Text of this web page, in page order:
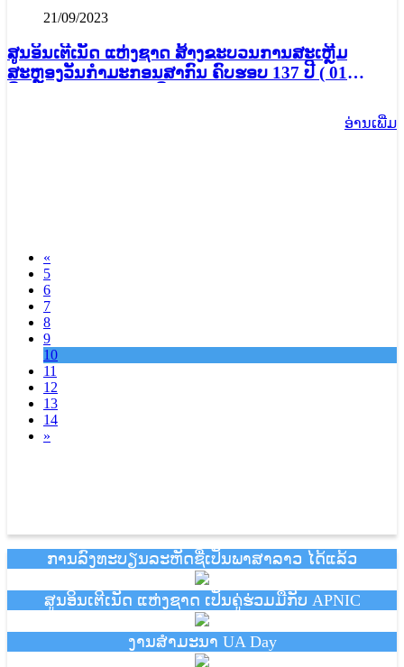
21/09/2023
ສູນອິນເຕີເນັດ ແຫ່ງຊາດ ສ້າງຂະບວນການສະເຫຼີມ
ສະຫຼອງວັນກຳມະກອນສາກົນ ຄົບຮອບ 137 ປີ ( 01
ອ່ານ​ເພີ່ມ
«
5
6
7
8
9
10
11
12
13
14
»
ການລົງທະບຽນລະຫັດຊື່ເປັນພາສາລາວ ໄດ້ແລ້ວ
ສູນອິນເຕີເນັດ ແຫ່ງຊາດ ເປັນຄູ່ຮ່ວມມືກັບ APNIC
ງານສຳມະນາ UA Day